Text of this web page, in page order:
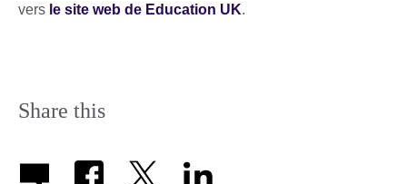
vers le site web de Education UK.
Share this